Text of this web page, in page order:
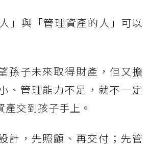
」與「管理資產的人」可以
孫子未來取得財產，但又擔
、管理能力不足，就不一定
交到孩子手上。
計，先照顧、再交付；先管